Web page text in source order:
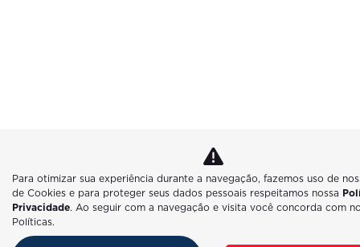
Para otimizar sua experiência durante a navegação, fazemos uso de
de Cookies e para proteger seus dados pessoais respeitamos nossa
Privacidade. Ao seguir com a navegação e visita você concorda com
Políticas.